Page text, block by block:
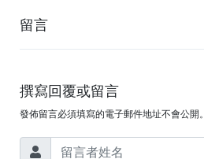
留言
撰寫回覆或留言
發佈留言必須填寫的電子郵件地址不會公開。